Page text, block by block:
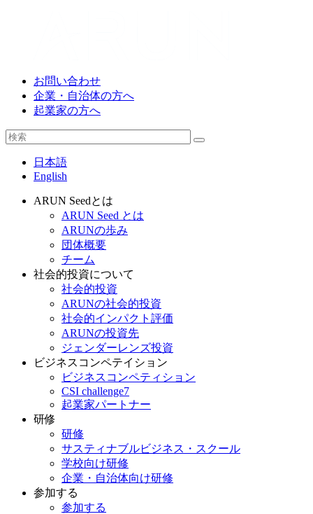
お問い合わせ
企業・自治体の方へ
起業家の方へ
日本語
English
ARUN Seedとは
ARUN Seed とは
ARUNの歩み
団体概要
チーム
社会的投資について
社会的投資
ARUNの社会的投資
社会的インパクト評価
ARUNの投資先
ジェンダーレンズ投資
ビジネスコンペテイション
ビジネスコンペティション
CSI challenge7
起業家パートナー
研修
研修
サスティナブルビジネス・スクール
学校向け研修
企業・自治体向け研修
参加する
参加する